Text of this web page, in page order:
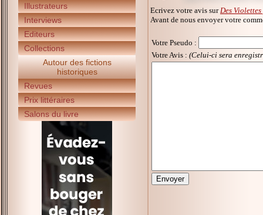
Illustrateurs
Interviews
Editeurs
Collections
Autour des fictions
historiques
Revues
Prix littéraires
Salons du livre
Ecrivez votre avis sur Des
Avant de nous envoyer votre
Votre Pseudo :
Votre Avis : (Celui-ci sera